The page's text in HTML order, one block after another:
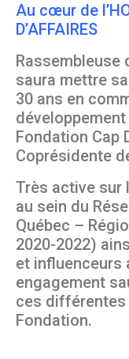
Au cœur de
D’AFFAIRES
Rassembleuse
saura mettre
30 ans en
Fondation Cap
Coprésidente
Très active sur
au sein du
Québec –
2020-2022)
et influenceurs
engagement
ces différentes
Fondation.